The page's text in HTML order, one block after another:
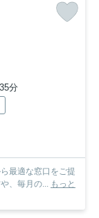
分
最適な窓口をご提
、毎月の... もっと